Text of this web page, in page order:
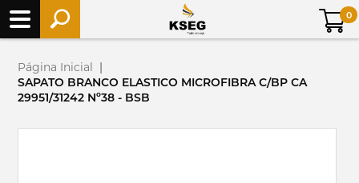
0
Página Inicial |
SAPATO BRANCO ELASTICO MICROFIBRA C/BP CA
29951/31242 Nº38 - BSB